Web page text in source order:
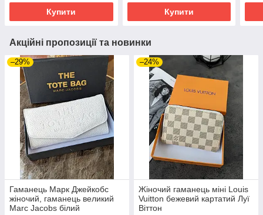
Купити Купити
Акційні пропозиції та новинки
–29%
Гаманець Марк Джейкобс
жіночий, гаманець великий
Marc Jacobs білий
–24%
Жіночий гаманець міні Louis
Vuitton бежевий картатий Луї
Віттон